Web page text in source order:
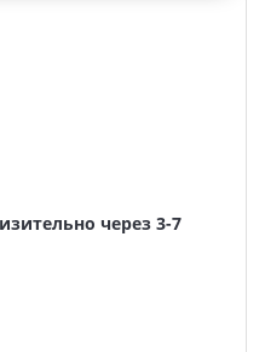
через 3-7